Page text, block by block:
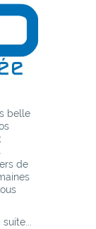
belle
de
suite...